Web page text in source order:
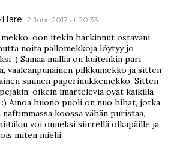
2 June 2017 at 20:33
mekko, oon itekin harkinnut ostavani
noita pallomekkoja löytyy jo
:) Samaa mallia on kuitenkin pari
vaaleanpunainen pilkkumekko ja sitten
sininen paperinukkemekko. Sitten
oikein imartelevia ovat kaikilla
:) Ainoa huono puoli on nuo hihat, jotka
naftimmassa koossa vähän puristaa,
voi onneksi siirrellä olkapäille ja
miten mielii.